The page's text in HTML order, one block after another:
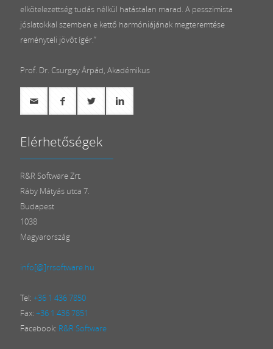
elkötelezettség tudás nélkül hatástalan marad. A pesszimista
jóslatokkal szemben e kettő harmóniájának megteremtése
reményteli jövőt ígér.”
Prof. Dr. Csurgay Árpád, Akadémikus
Elérhetőségek
R&R Software Zrt.
Ráby Mátyás utca 7.
Budapest
1038
Magyarország
info[@]rrsoftware.hu
Tel: +36 1 436 7850
Fax: +36 1 436 7851
Facebook: R&R Software